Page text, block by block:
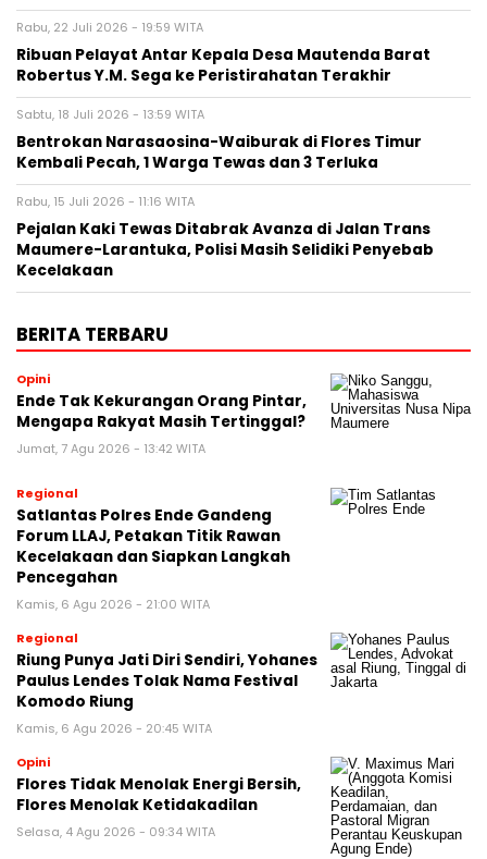
Rabu, 22 Juli 2026 - 19:59 WITA
Ribuan Pelayat Antar Kepala Desa Mautenda Barat
Robertus Y.M. Sega ke Peristirahatan Terakhir
Sabtu, 18 Juli 2026 - 13:59 WITA
Bentrokan Narasaosina-Waiburak di Flores Timur
Kembali Pecah, 1 Warga Tewas dan 3 Terluka
Rabu, 15 Juli 2026 - 11:16 WITA
Pejalan Kaki Tewas Ditabrak Avanza di Jalan Trans
Maumere-Larantuka, Polisi Masih Selidiki Penyebab
Kecelakaan
BERITA TERBARU
Opini
Ende Tak Kekurangan Orang Pintar,
Mengapa Rakyat Masih Tertinggal?
Jumat, 7 Agu 2026 - 13:42 WITA
Regional
Satlantas Polres Ende Gandeng
Forum LLAJ, Petakan Titik Rawan
Kecelakaan dan Siapkan Langkah
Pencegahan
Kamis, 6 Agu 2026 - 21:00 WITA
Regional
Riung Punya Jati Diri Sendiri, Yohanes
Paulus Lendes Tolak Nama Festival
Komodo Riung
Kamis, 6 Agu 2026 - 20:45 WITA
Opini
Flores Tidak Menolak Energi Bersih,
Flores Menolak Ketidakadilan
Selasa, 4 Agu 2026 - 09:34 WITA